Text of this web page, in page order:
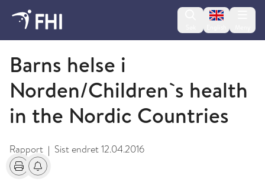
Change
2009 og eldre publikasjoner fra FHI
Barns helse i
Norden/Children`s health
in the Nordic Countries
Rapport | Sist endret12.04.2016
Skriv utFå varsel om endringer